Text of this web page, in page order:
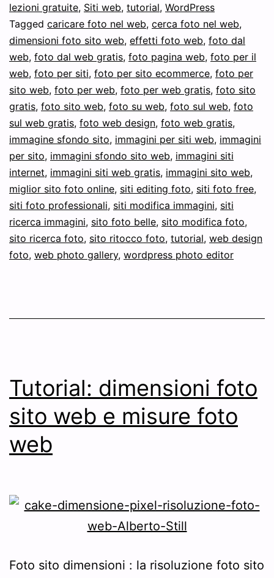
da
Google
lezioni gratuite, Siti web, tutorial, WordPress
Tagged caricare foto nel web, cerca foto nel web,
dimensioni foto sito web, effetti foto web, foto dal
web, foto dal web gratis, foto pagina web, foto per il
web, foto per siti, foto per sito ecommerce, foto per
sito web, foto per web, foto per web gratis, foto sito
gratis, foto sito web, foto su web, foto sul web, foto
sul web gratis, foto web design, foto web gratis,
immagine sfondo sito, immagini per siti web, immagini
per sito, immagini sfondo sito web, immagini siti
internet, immagini siti web gratis, immagini sito web,
miglior sito foto online, siti editing foto, siti foto free,
siti foto professionali, siti modifica immagini, siti
ricerca immagini, sito foto belle, sito modifica foto,
sito ricerca foto, sito ritocco foto, tutorial, web design
foto, web photo gallery, wordpress photo editor
Tutorial: dimensioni foto
sito web e misure foto
web
Foto sito dimensioni : la risoluzione foto sito